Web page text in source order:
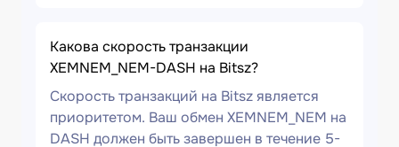
Какова скорость транзакции
XEMNEM_NEM-DASH на Bitsz?
Скорость транзакций на Bitsz является
приоритетом. Ваш обмен XEMNEM_NEM на
DASH должен быть завершен в течение 5-